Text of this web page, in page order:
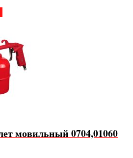
мовильный 0704,01060